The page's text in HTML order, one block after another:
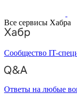
Все сервисы Хабра
Сообщество IT-
Ответы на любые